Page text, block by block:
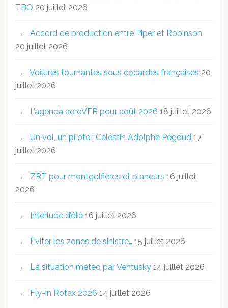
TBO 20 juillet 2026
Accord de production entre Piper et Robinson
20 juillet 2026
Voilures tournantes sous cocardes françaises 20
juillet 2026
L’agenda aeroVFR pour août 2026 18 juillet 2026
Un vol, un pilote : Célestin Adolphe Pégoud 17
juillet 2026
ZRT pour montgolfières et planeurs 16 juillet
2026
Interlude d’été 16 juillet 2026
Eviter les zones de sinistre… 15 juillet 2026
La situation météo par Ventusky 14 juillet 2026
Fly-in Rotax 2026 14 juillet 2026